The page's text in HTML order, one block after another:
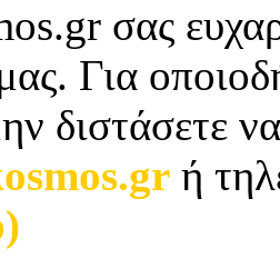
σας
Για
διστάσετε
ή